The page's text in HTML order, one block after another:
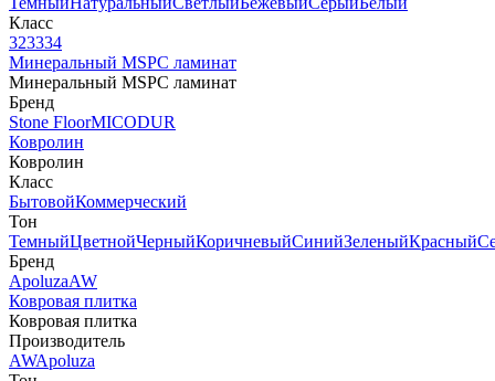
Класс
323334
Минеральный MSPC ламинат
Минеральный MSPC ламинат
Бренд
Stone FloorMICODUR
Ковролин
Ковролин
Класс
БытовойКоммерческий
Тон
ТемныйЦветнойЧерныйКоричневыйСинийЗеленыйКрасный
Бренд
ApoluzaAW
Ковровая плитка
Ковровая плитка
Производитель
AWApoluza